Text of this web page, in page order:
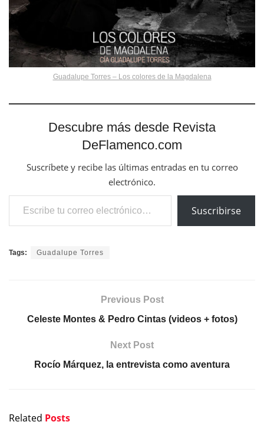
Guadalupe Torres – Los colores de la Magdalena
Descubre más desde Revista
DeFlamenco.com
Suscríbete y recibe las últimas entradas en tu correo
electrónico.
Escribe tu correo electrónico…
Suscribirse
Tags: Guadalupe Torres
Previous Post
Celeste Montes & Pedro Cintas (videos + fotos)
Next Post
Rocío Márquez, la entrevista como aventura
Related Posts